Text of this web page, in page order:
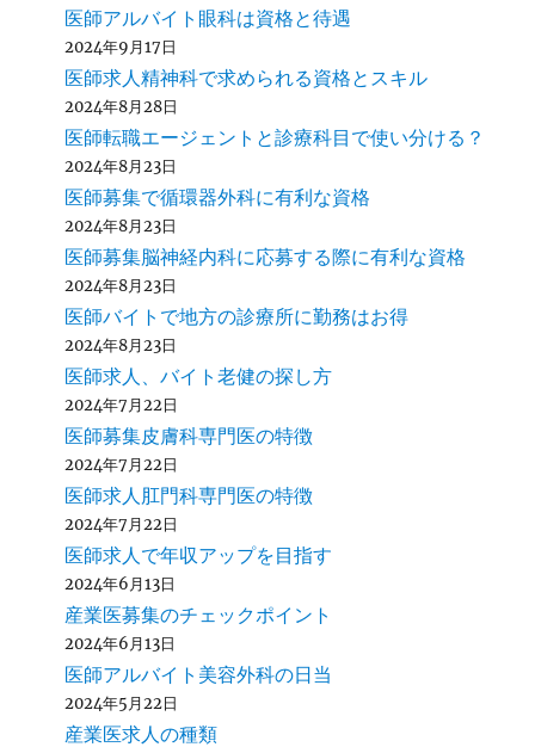
医師アルバイト眼科は資格と待遇
2024年9月17日
医師求人精神科で求められる資格とスキル
2024年8月28日
医師転職エージェントと診療科目で使い分ける？
2024年8月23日
医師募集で循環器外科に有利な資格
2024年8月23日
医師募集脳神経内科に応募する際に有利な資格
2024年8月23日
医師バイトで地方の診療所に勤務はお得
2024年8月23日
医師求人、バイト老健の探し方
2024年7月22日
医師募集皮膚科専門医の特徴
2024年7月22日
医師求人肛門科専門医の特徴
2024年7月22日
医師求人で年収アップを目指す
2024年6月13日
産業医募集のチェックポイント
2024年6月13日
医師アルバイト美容外科の日当
2024年5月22日
産業医求人の種類